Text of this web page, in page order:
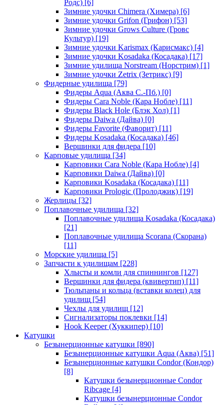
Родс) [6]
Зимние удочки Chimera (Химера) [6]
Зимние удочки Grifon (Грифон) [53]
Зимние удочки Grows Culture (Гровс
Культур) [19]
Зимние удочки Karismax (Карисмакс) [4]
Зимние удочки Kosadaka (Косадака) [17]
Зимние удилища Norstream (Норстрим) [1]
Зимние удочки Zetrix (Зетрикс) [9]
Фидерные удилища [79]
Фидеры Aqua (Аква С.-Пб.) [0]
Фидеры Cara Noble (Кара Нобле) [11]
Фидеры Black Hole (Блэк Хол) [1]
Фидеры Daiwa (Дайва) [0]
Фидеры Favorite (Фаворит) [11]
Фидеры Kosadaka (Косадака) [46]
Вершинки для фидера [10]
Карповые удилища [34]
Карповики Cara Noble (Кара Нобле) [4]
Карповики Daiwa (Дайва) [0]
Карповики Kosadaka (Косадака) [11]
Карповики Prologic (Пролоджик) [19]
Жерлицы [32]
Поплавочные удилища [32]
Поплавочные удилища Kosadaka (Косадака)
[21]
Поплавочные удилища Scorana (Скорана)
[11]
Морские удилища [5]
Запчасти к удилищам [228]
Хлысты и комли для спиннингов [127]
Вершинки для фидера (квивертип) [11]
Тюльпаны и кольца (вставки колец) для
удилищ [54]
Чехлы для удилищ [12]
Сигнализаторы поклевки [14]
Hook Keeper (Хуккипер) [10]
Катушки
Безынерционные катушки [890]
Безынерционные катушки Aqua (Аква) [51]
Безынерционные катушки Condor (Кондор)
[8]
Катушки безынерционные Condor
Ribcage [4]
Катушки безынерционные Condor